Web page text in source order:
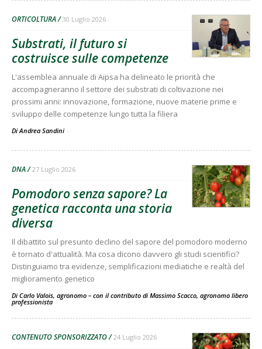
ORTICOLTURA 30 Luglio 2026
Substrati, il futuro si
costruisce sulle competenze
L'assemblea annuale di Aipsa ha delineato le priorità che
accompagneranno il settore dei substrati di coltivazione nei
prossimi anni: innovazione, formazione, nuove materie prime e
sviluppo delle competenze lungo tutta la filiera
Di Andrea Sandini -
DNA 27 Luglio 2026
Pomodoro senza sapore? La
genetica racconta una storia
diversa
Il dibattito sul presunto declino del sapore del pomodoro moderno
è tornato d'attualità. Ma cosa dicono davvero gli studi scientifici?
Distinguiamo tra evidenze, semplificazioni mediatiche e realtà del
miglioramento genetico
Di Carlo Valois, agronomo – con il contributo di Massimo Scacco, agronomo libero
professionista -
CONTENUTO SPONSORIZZATO 24 Luglio 2026